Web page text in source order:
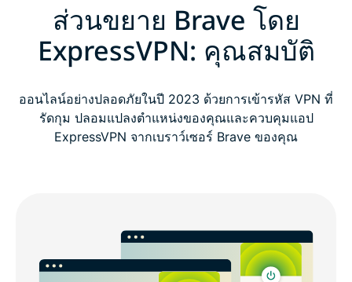
ส่วนขยาย Brave โดย
ExpressVPN: คุณสมบัติ
ออนไลน์อย่างปลอดภัยในปี 2023 ด้วยการเข้ารหัส VPN ที่
รัดกุม ปลอมแปลงตำแหน่งของคุณและควบคุมแอป
ExpressVPN จากเบราว์เซอร์ Brave ของคุณ